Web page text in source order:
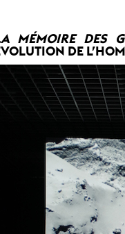
MÉMOIRE DES
DE